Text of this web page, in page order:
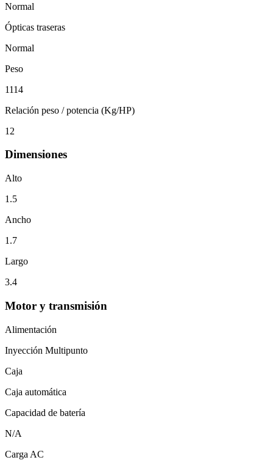
Normal
Ópticas traseras
Normal
Peso
1114
Relación peso / potencia (Kg/HP)
12
Dimensiones
Alto
1.5
Ancho
1.7
Largo
3.4
Motor y transmisión
Alimentación
Inyección Multipunto
Caja
Caja automática
Capacidad de batería
N/A
Carga AC